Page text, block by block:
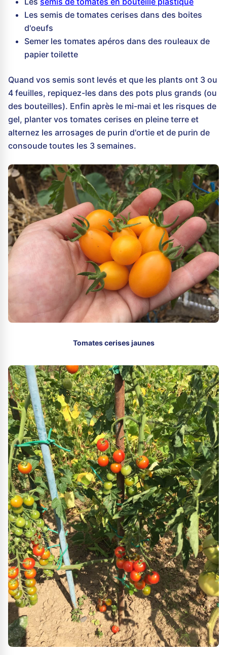
Les semis de tomates cerises dans des boites
d'oeufs
Semer les tomates apéros dans des rouleaux de
papier toilette
Quand vos semis sont levés et que les plants ont 3 ou
4 feuilles, repiquez-les dans des pots plus grands (ou
des bouteilles). Enfin après le mi-mai et les risques de
gel, planter vos tomates cerises en pleine terre et
alternez les arrosages de purin d'ortie et de purin de
consoude toutes les 3 semaines.
Tomates cerises jaunes